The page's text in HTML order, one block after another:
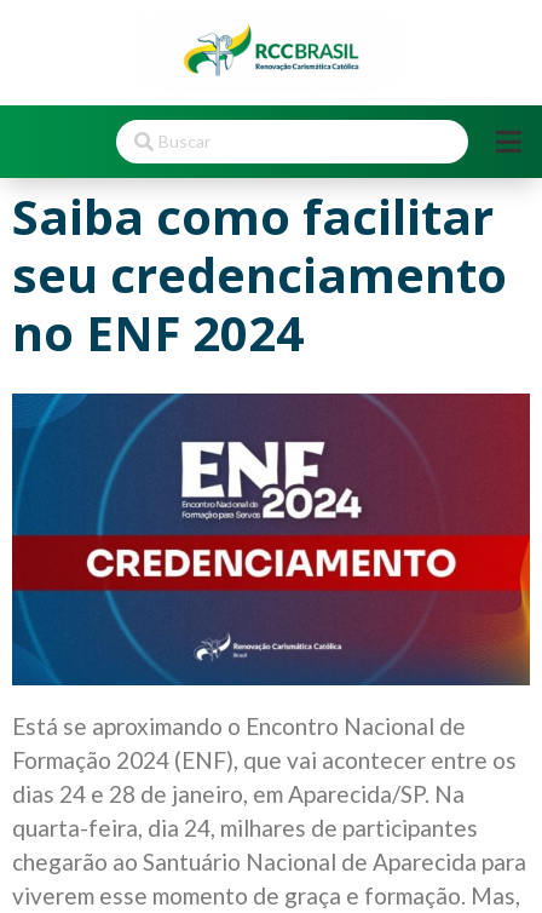
Saiba como facilitar
seu credenciamento
no ENF 2024
Está se aproximando o Encontro Nacional de
Formação 2024 (ENF), que vai acontecer entre os
dias 24 e 28 de janeiro, em Aparecida/SP. Na
quarta-feira, dia 24, milhares de participantes
chegarão ao Santuário Nacional de Aparecida para
viverem esse momento de graça e formação. Mas,